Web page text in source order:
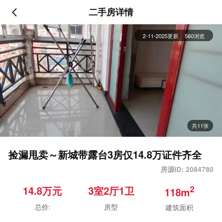
二手房详情
2-11-2025更新 560浏览
共11张
捡漏甩卖～新城带露台3房仅14.8万证件齐全
房源ID: 2084780
14.8万元
总价:
3室2厅1卫
房型
118m2
建筑面积